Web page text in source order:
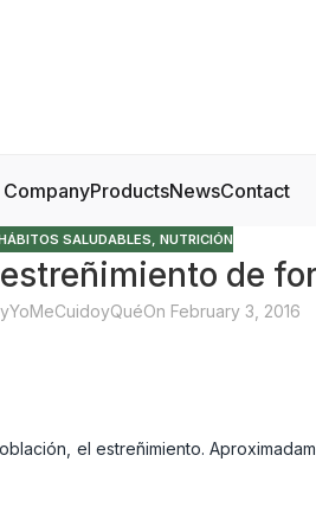
CompanyProductsNewsContact
SALUDABLES, NUTRICIÓN
de
YoMeCuidoyQuéOn February 3, 2016
el estreñimiento.